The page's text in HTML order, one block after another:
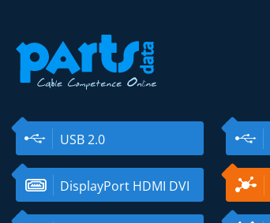
USB 2.0
DisplayPort HDMI DVI